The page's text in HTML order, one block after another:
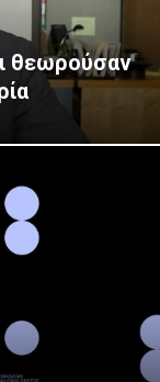
θεωρούσαν